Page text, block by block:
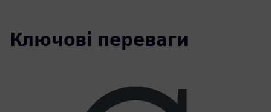
Ключові переваги